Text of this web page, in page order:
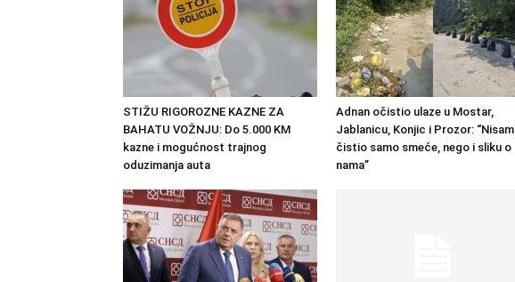
STIŽU RIGOROZNE KAZNE ZA
BAHATU VOŽNJU: Do 5.000 KM
kazne i mogućnost trajnog
oduzimanja auta
Adnan očistio ulaze u Mostar,
Jablanicu, Konjic i Prozor: “Nisam
čistio samo smeće, nego i sliku o
nama”